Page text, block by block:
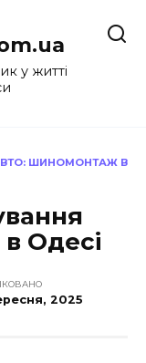
у житті
ШИНОМОНТАЖ В
Одесі
2025